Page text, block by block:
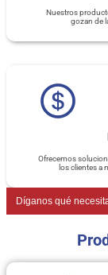
Nuestros
gozan de
Ofrecemos
los clientes a
Díganos qué